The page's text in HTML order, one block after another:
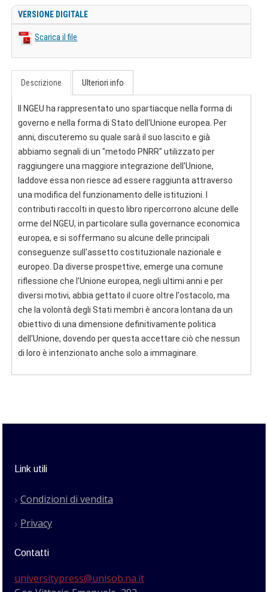
VERSIONE DIGITALE
Scarica il file
Descrizione Ulteriori info
Il NGEU ha rappresentato uno spartiacque nella forma di
governo e nella forma di Stato dell'Unione europea. Per
anni, discuteremo su quale sarà il suo lascito e già
abbiamo segnali di un "metodo PNRR" utilizzato per
raggiungere una maggiore integrazione dell'Unione,
laddove essa non riesce ad essere raggiunta attraverso
una modifica del funzionamento delle istituzioni. I
contributi raccolti in questo libro ripercorrono alcune delle
orme del NGEU, in particolare sulla governance economica
europea, e si soffermano su alcune delle principali
conseguenze sull'assetto costituzionale nazionale e
europeo. Da diverse prospettive, emerge una comune
riflessione che l'Unione europea, negli ultimi anni e per
diversi motivi, abbia gettato il cuore oltre l'ostacolo, ma
che la volontà degli Stati membri è ancora lontana da un
obiettivo di una dimensione definitivamente politica
dell'Unione, dovendo per questa accettare ciò che nessun
di loro è intenzionato anche solo a immaginare.
Link utili
Condizioni di vendita
Privacy
Contatti
universitypress@unisob.na.it